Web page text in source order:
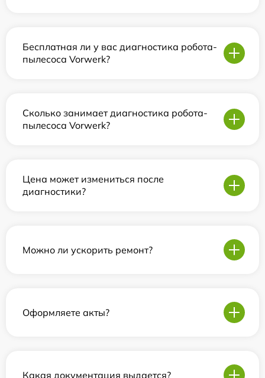
Бесплатная ли у вас диагностика робота-
пылесоса Vorwerk?
Сколько занимает диагностика робота-
пылесоса Vorwerk?
Цена может измениться после
диагностики?
Можно ли ускорить ремонт?
Оформляете акты?
Какая документация выдается?